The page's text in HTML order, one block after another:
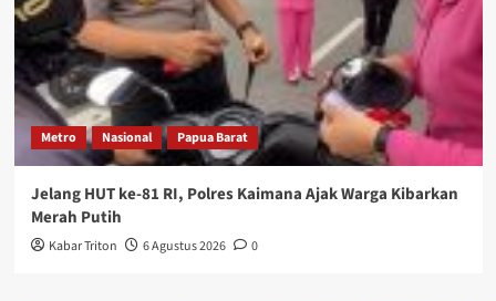
Metro Nasional Papua Barat
Jelang HUT ke-81 RI, Polres Kaimana Ajak Warga Kibarkan
Merah Putih
Kabar Triton 6 Agustus 2026 0